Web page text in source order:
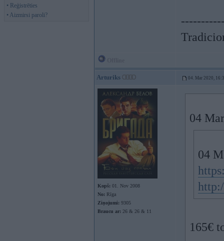
• Reģistrēties
• Aizmirsi paroli?
Arturiks 04. Mar 2020,
Kopš: 01. Nov 2008
No: Rīga
Ziņojumi: 9305
Braucu ar: 26 & 26 & 11
04
04
165€